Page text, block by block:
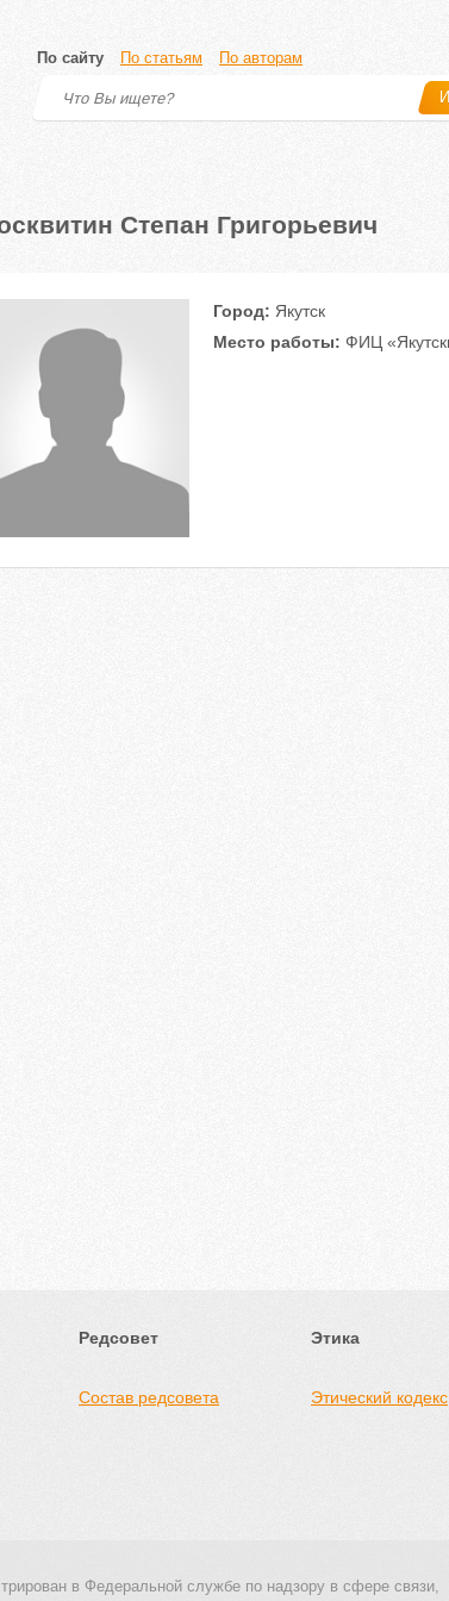
По сайту По статьям По авторам
Степан Григорьевич
Город: Якутск
Место работы: ФИЦ
Редсовет
Состав редсовета
Этика
Этический кодекс
в Федеральной службе по надзору в сфере связи,